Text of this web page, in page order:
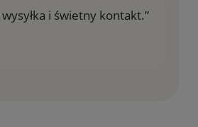
i świetny kontakt.”